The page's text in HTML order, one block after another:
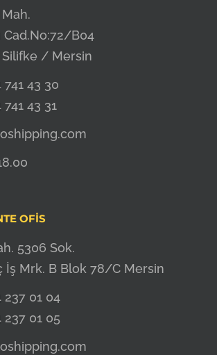
Cad.No:72/B04
Silifke / Mersin
741 43 30
741 43 31
OFIS
5306 Sok.
İş Mrk. B Blok 78/C Mersin
237 01 04
237 01 05